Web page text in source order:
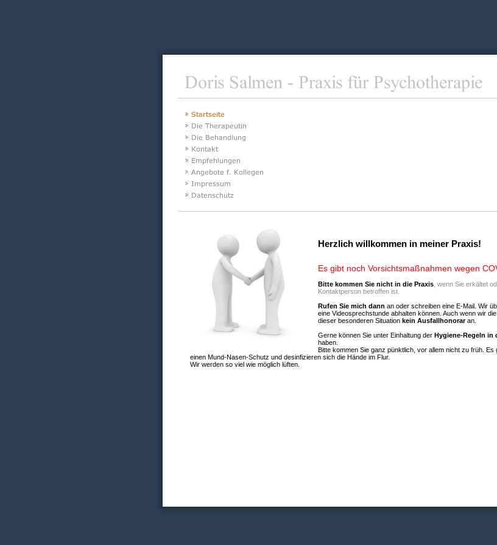
Herzlich willkommen in meiner Praxis!
Es gibt noch Vorsichtsmaßnahmen wegen
Bitte kommen Sie nicht in die Praxis , wenn Sie erkältet
Kontaktperson betroffen ist.
Rufen Sie mich dann an oder schreiben eine E-Mail. Wir
eine Videosprechstunde abhalten können. Auch wenn wir
dieser besonderen Situation kein Ausfallhonoraran.
Gerne können Sie unter Einhaltung der Hygiene-Regeln in
haben.
Bitte kommen Sie ganz pünktlich, vor allem nicht zu früh.
einen Mund-Nasen-Schutz und desinfizieren sich die Hände im Flur.
Wir werden so viel wie möglich lüften.